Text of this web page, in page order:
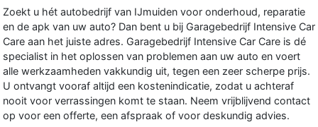
Zoekt u hét autobedrijf van IJmuiden voor onderhoud, reparatie
en de apk van uw auto? Dan bent u bij Garagebedrijf Intensive Car
Care aan het juiste adres. Garagebedrijf Intensive Car Care is dé
specialist in het oplossen van problemen aan uw auto en voert
alle werkzaamheden vakkundig uit, tegen een zeer scherpe prijs.
U ontvangt vooraf altijd een kostenindicatie, zodat u achteraf
nooit voor verrassingen komt te staan. Neem vrijblijvend contact
op voor een offerte, een afspraak of voor deskundig advies.